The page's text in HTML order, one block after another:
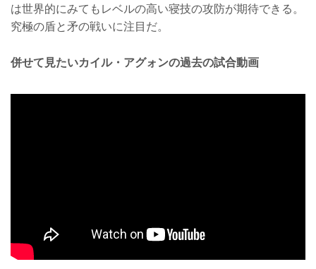
は世界的にみてもレベルの高い寝技の攻防が期待できる。
究極の盾と矛の戦いに注目だ。
併せて見たいカイル・アグォンの過去の試合動画